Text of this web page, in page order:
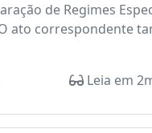
de Regimes
ato correspondente
Leia em